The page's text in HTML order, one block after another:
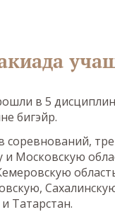
в 5
бигэйр.
Московскую
Татарстан.